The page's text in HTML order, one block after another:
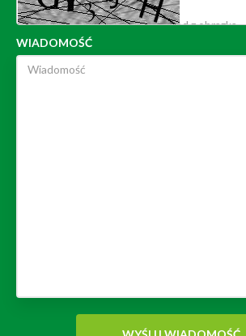
WIADOMOŚĆ